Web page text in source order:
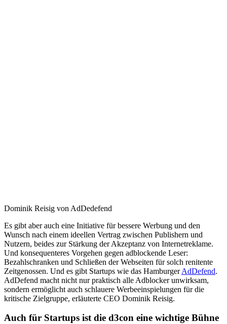
Dominik Reisig von AdDedefend
Es gibt aber auch eine Initiative für bessere Werbung und den
Wunsch nach einem ideellen Vertrag zwischen Publishern und
Nutzern, beides zur Stärkung der Akzeptanz von Internetreklame.
Und konsequenteres Vorgehen gegen adblockende Leser:
Bezahlschranken und Schließen der Webseiten für solch renitente
Zeitgenossen. Und es gibt Startups wie das HamburgerAdDefend.
AdDefend macht nicht nur praktisch alle Adblocker unwirksam,
sondern ermöglicht auch schlauere Werbeeinspielungen für die
kritische Zielgruppe, erläuterte CEO Dominik Reisig.
Auch für Startups ist die d3con eine wichtige Bühne